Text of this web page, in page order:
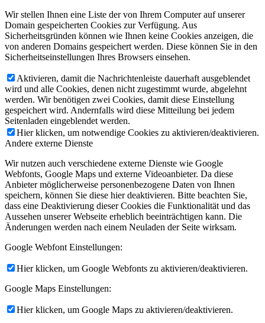
Wir stellen Ihnen eine Liste der von Ihrem Computer auf unserer
Domain gespeicherten Cookies zur Verfügung. Aus
Sicherheitsgründen können wie Ihnen keine Cookies anzeigen, die
von anderen Domains gespeichert werden. Diese können Sie in den
Sicherheitseinstellungen Ihres Browsers einsehen.
Aktivieren, damit die Nachrichtenleiste dauerhaft ausgeblendet
wird und alle Cookies, denen nicht zugestimmt wurde, abgelehnt
werden. Wir benötigen zwei Cookies, damit diese Einstellung
gespeichert wird. Andernfalls wird diese Mitteilung bei jedem
Seitenladen eingeblendet werden.
Hier klicken, um notwendige Cookies zu aktivieren/deaktivieren.
Andere externe Dienste
Wir nutzen auch verschiedene externe Dienste wie Google
Webfonts, Google Maps und externe Videoanbieter. Da diese
Anbieter möglicherweise personenbezogene Daten von Ihnen
speichern, können Sie diese hier deaktivieren. Bitte beachten Sie,
dass eine Deaktivierung dieser Cookies die Funktionalität und das
Aussehen unserer Webseite erheblich beeinträchtigen kann. Die
Änderungen werden nach einem Neuladen der Seite wirksam.
Google Webfont Einstellungen:
Hier klicken, um Google Webfonts zu aktivieren/deaktivieren.
Google Maps Einstellungen:
Hier klicken, um Google Maps zu aktivieren/deaktivieren.